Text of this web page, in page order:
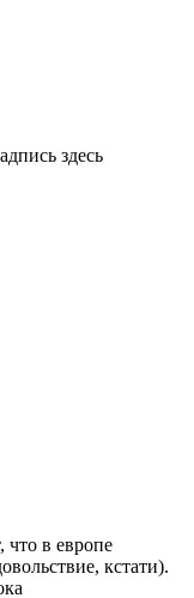
здесь
что в европе
кстати).